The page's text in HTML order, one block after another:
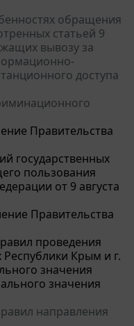
обращения
статьей 9
вывозу за
доступа
Правительства
государственных
пользования
от 9 августа
Правительства
проведения
Крым и г.
значения
значения
направления